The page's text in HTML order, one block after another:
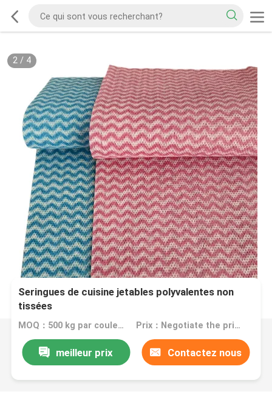
2/ 4
Seringues de cuisine jetables polyvalentes non
tissées
MOQ：500 kg par couleur Prix：Negotiate the price in detail according to the product
meilleur prix Contactez nous